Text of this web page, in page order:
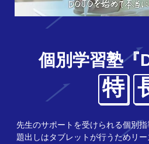
個別学習塾『
特
先生のサポートを受けられる個別
題出しはタブレットが行うためリ